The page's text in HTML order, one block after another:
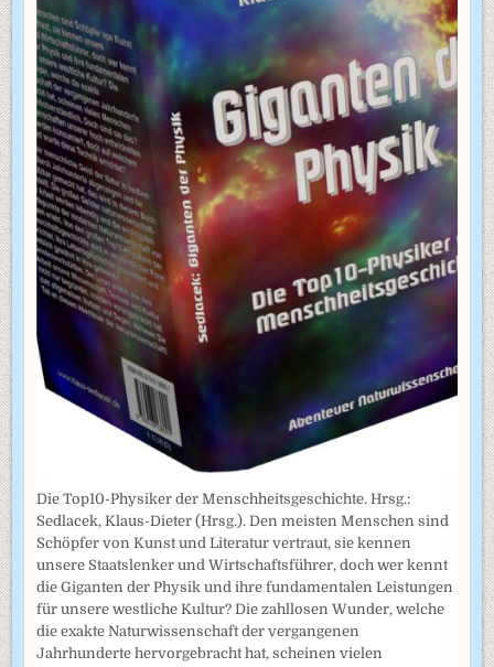
Die Top10-Physiker der Menschheitsgeschichte. Hrsg.:
Sedlacek, Klaus-Dieter (Hrsg.). Den meisten Menschen sind
Schöpfer von Kunst und Literatur vertraut, sie kennen
unsere Staatslenker und Wirtschaftsführer, doch wer kennt
die Giganten der Physik und ihre fundamentalen Leistungen
für unsere westliche Kultur? Die zahllosen Wunder, welche
die exakte Naturwissenschaft der vergangenen
Jahrhunderte hervorgebracht hat, scheinen vielen